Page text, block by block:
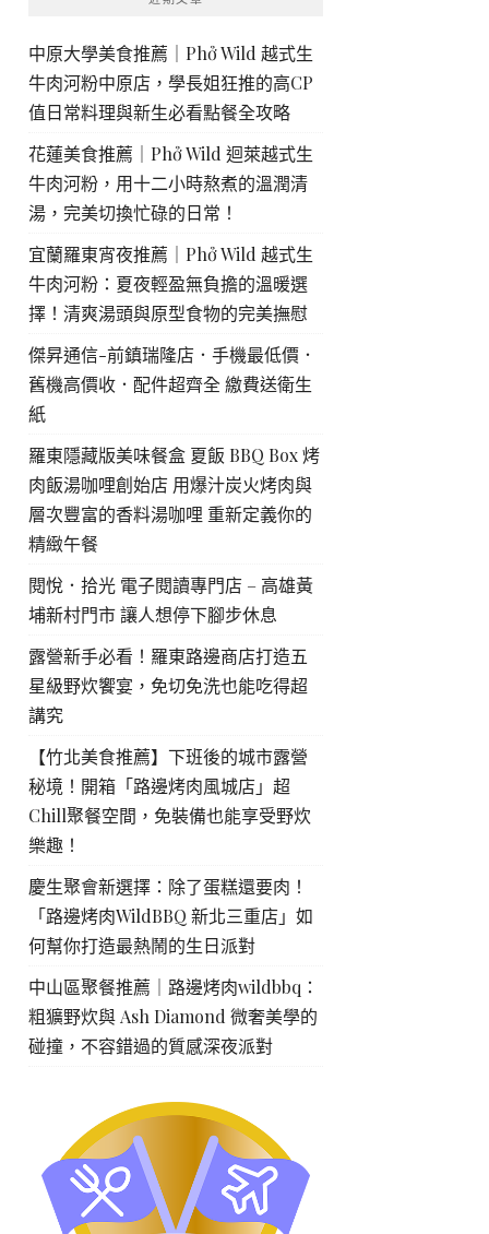
中原大學美食推薦｜Phở Wild 越式生
牛肉河粉中原店，學長姐狂推的高CP
值日常料理與新生必看點餐全攻略
花蓮美食推薦｜Phở Wild 迴萊越式生
牛肉河粉，用十二小時熬煮的溫潤清
湯，完美切換忙碌的日常！
宜蘭羅東宵夜推薦｜Phở Wild 越式生
牛肉河粉：夏夜輕盈無負擔的溫暖選
擇！清爽湯頭與原型食物的完美撫慰
傑昇通信-前鎮瑞隆店．手機最低價．
舊機高價收．配件超齊全 繳費送衛生
紙
羅東隱藏版美味餐盒 夏飯 BBQ Box 烤
肉飯湯咖哩創始店 用爆汁炭火烤肉與
層次豐富的香料湯咖哩 重新定義你的
精緻午餐
閱悅．拾光 電子閱讀專門店 – 高雄黃
埔新村門市 讓人想停下腳步休息
露營新手必看！羅東路邊商店打造五
星級野炊饗宴，免切免洗也能吃得超
講究
【竹北美食推薦】下班後的城市露營
秘境！開箱「路邊烤肉風城店」超
Chill聚餐空間，免裝備也能享受野炊
樂趣！
慶生聚會新選擇：除了蛋糕還要肉！
「路邊烤肉WildBBQ 新北三重店」如
何幫你打造最熱鬧的生日派對
中山區聚餐推薦｜路邊烤肉wildbbq：
粗獷野炊與 Ash Diamond 微奢美學的
碰撞，不容錯過的質感深夜派對